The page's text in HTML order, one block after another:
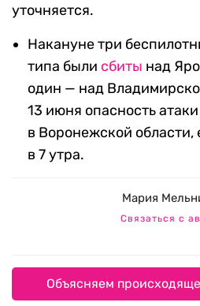
уточняется.
Накануне три
типа были сбиты над
один — над
13 июня опасность
в Воронежской области,
в 7 утра.
Мария
Связаться с
Объясняем